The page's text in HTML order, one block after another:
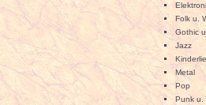
Folk u.
Gothic
Jazz
Metal
Pop
Punk u.